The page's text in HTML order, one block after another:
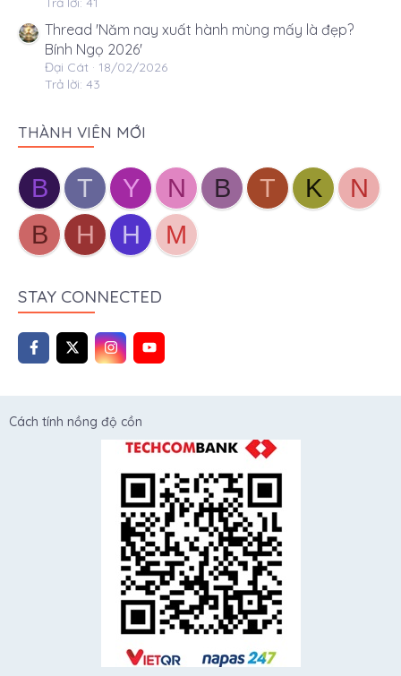
Thread 'Năm nay xuất hành mùng mấy là đẹp?
Bính Ngọ 2026'
Đại Cát
18/02/2026
Trả lời: 43
THÀNH VIÊN MỚI
B T Y N B T K
N
B
H H M
STAY CONNECTED
Cách tính nồng độ cồn